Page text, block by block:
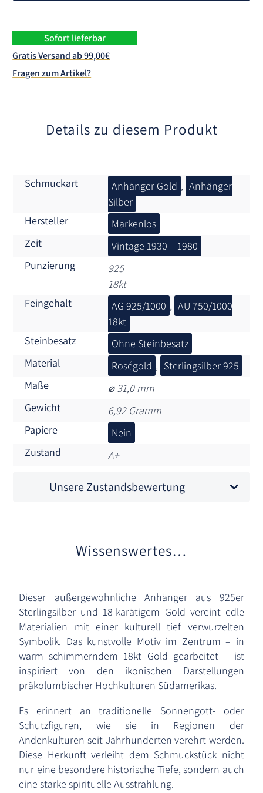
Sofort lieferbar
Gratis Versand ab 99,00€
Fragen zum Artikel?
Details zu diesem Produkt
Schmuckart Anhänger Gold , Anhänger
Silber
Hersteller
Markenlos
Zeit
Vintage 1930 – 1980
Punzierung
925
18kt
Feingehalt
AG 925/1000 , AU 750/1000
18kt
Steinbesatz
Ohne Steinbesatz
Material
Roségold , Sterlingsilber 925
Maße
⌀ 31,0 mm
Gewicht
6,92 Gramm
Papiere
Nein
Zustand
A+
Unsere Zustandsbewertung
Wissenswertes…
Dieser außergewöhnliche Anhänger aus 925er
Sterlingsilber und 18-karätigem Gold vereint edle
Materialien mit einer kulturell tief verwurzelten
Symbolik. Das kunstvolle Motiv im Zentrum – in
warm schimmerndem 18kt Gold gearbeitet – ist
inspiriert von den ikonischen Darstellungen
präkolumbischer Hochkulturen Südamerikas.
Es erinnert an traditionelle Sonnengott- oder
Schutzfiguren, wie sie in Regionen der
Andenkulturen seit Jahrhunderten verehrt werden.
Diese Herkunft verleiht dem Schmuckstück nicht
nur eine besondere historische Tiefe, sondern auch
eine starke spirituelle Ausstrahlung.